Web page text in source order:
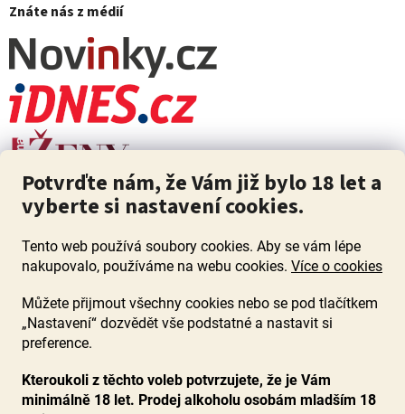
Potvrďte nám, že Vám již bylo 18 let a
vyberte si nastavení cookies.
Tento web používá soubory cookies. Aby se vám lépe
nakupovalo, používáme na webu cookies. Více o cookies
Můžete přijmout všechny cookies nebo se pod tlačítkem
„Nastavení“ dozvědět vše podstatné a nastavit si
preference.
Kteroukoli z těchto voleb potvrzujete, že je Vám
minimálně 18 let. Prodej alkoholu osobám mladším 18
Znáte nás z médií
ZÁKAZ PRODEJE ALKOHOLU OSOBÁM MLADŠÍM 18 LET. Pijte s
mírou i když pijete s Mírou.